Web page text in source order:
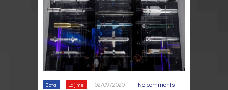
Bota Lajme 02/09/2020 - No comments